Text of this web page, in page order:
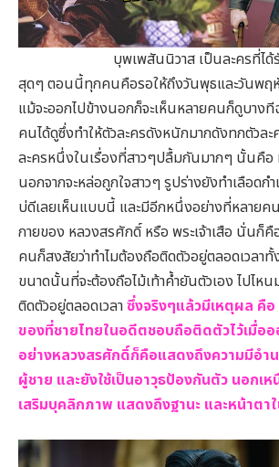
บุพเพสันนิวาส เป็นละครที่ได้รับก
สุดๆ ตอนนี้ทุกคนคือรอให้ถึงวันพุธและวันพฤหั
แม้จะออกไปข้างนอกก็จะเห็นหลายคนก็ดูบาง
คนได้ดูซึ่งทำให้ตัวละครดังหนักมากดังทกตัวละ
ละครหนึ่งในเรื่องที่สาวๆปลื้มกันมากๆ นั้นคื
นอกจากจะหล่อถูกใจสาวๆ รูปร่างยังทำเลือดกำ
บ่ดีเลยเห็นแบบนี้ และมีอีกหนึ่งอย่างที่หลายค
กายของ หลวงสรศักดิ์ หรือ พระเจ้าเสือ นั่นก็คือ
คนก็สงสัยว่าทำไมต้องถือติดตัวอยู่ตลอดเวลาทั้
ขนาดนั้นที่จะต้องถือไม้เท้าค้ำยันตัวเอง ไปไห
ติดตัวอยู่ตลอดเวลาซึ่งจริงๆแล้วมีเหตุผล คื
ของที่ชายไทยในอดีตชอบถือติดตัวไว้เมื่อ
อย่างหลวงสรศักดิ์ก็คือแสดงถึงความมีอำ
ผู้ชาย และยังใช้เป็นอาวุธป้องกันตัว นอกเ
เสริมบุคลิกภาพ แสดงถึงฐานะ และหน้าตา